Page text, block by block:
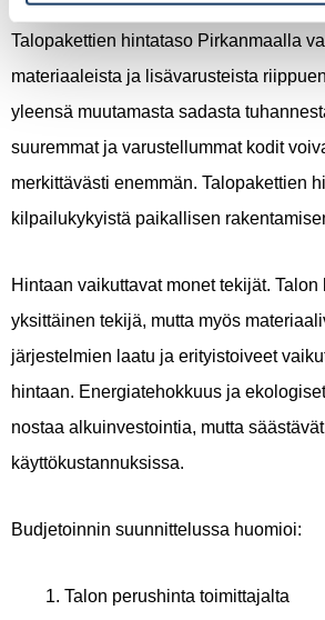
Talopakettien hintataso Pirkanmaalla
materiaaleista ja lisävarusteista
yleensä muutamasta sadasta
suuremmat ja varustellummat kodit
merkittävästi enemmän. Talopakettien
kilpailukykyistä paikallisen
Hintaan vaikuttavat monet tekijät. Talon
yksittäinen tekijä, mutta myös
järjestelmien laatu ja erityistoiveet
hintaan. Energiatehokkuus ja
nostaa alkuinvestointia, mutta säästävät
käyttökustannuksissa.
Budjetoinnin suunnittelussa huomioi:
Talon perushinta toimittajalta